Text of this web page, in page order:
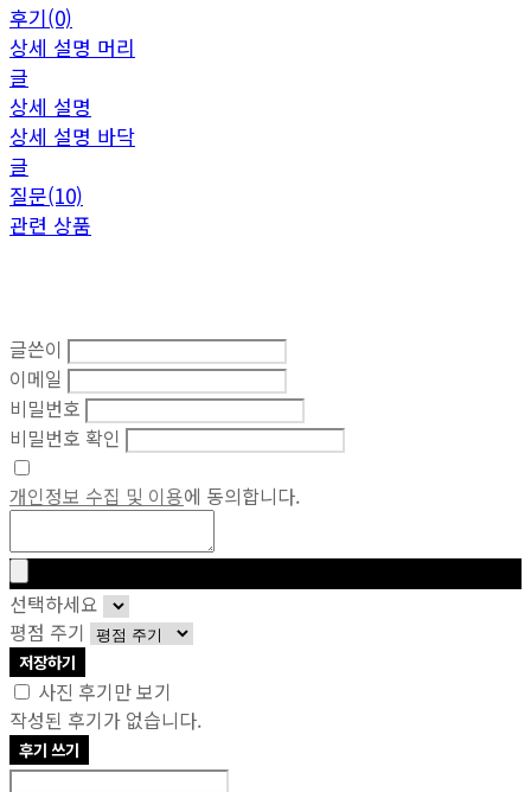
후기(0)
상세 설명 머리
글
상세 설명
상세 설명 바닥
글
질문(10)
관련 상품
글쓴이
이메일
비밀번호
비밀번호 확인
개인정보 수집 및 이용에 동의합니다.
선택하세요
평점 주기
저장하기
사진 후기만 보기
작성된 후기가 없습니다.
후기 쓰기